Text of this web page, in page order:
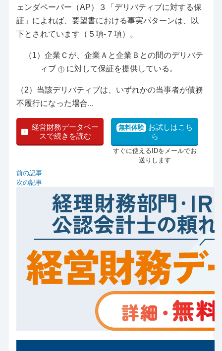
ェンダペーパー（AP）３「デリバティブに対する保
証」によれば、要望書における事実パターンは、以
下とされています（５項‐７項）。
（1）企業Ｃが、企業Ａと企業Ｂとの間のデリバテ
ィブ ① に対して保証を提供している。
（2）当該デリバティブは、いずれかの当事者が債務
不履行になった場合...
経営財務データベー
スで続きを読む
無料体験 お試しはこち
ら
すぐに使えるIDをメールでお
送りします
前の記事
次の記事